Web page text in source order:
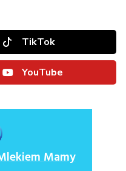
TikTok
YouTube
Mamy